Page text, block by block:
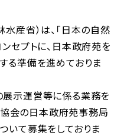
産省）は、「日本の自然
セプトに、日本政府苑を
る準備を進めておりま
示運営等に係る業務を
会の日本政府苑事務局
いて募集をしておりま